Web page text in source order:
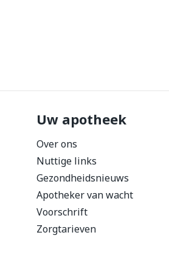
Uw apotheek
Over ons
Nuttige links
Gezondheidsnieuws
Apotheker van wacht
Voorschrift
Zorgtarieven